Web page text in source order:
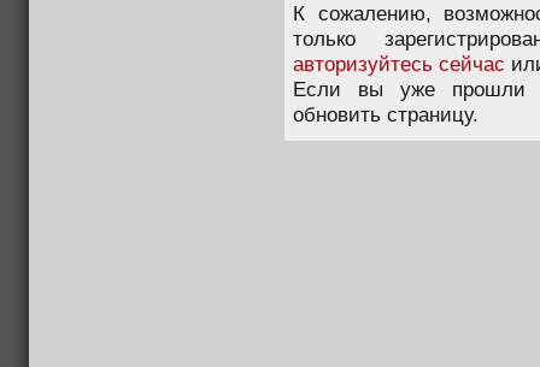
К сожалению,
только
авторизуйтесь сейчас
Если вы уже прошли
обновить страницу.